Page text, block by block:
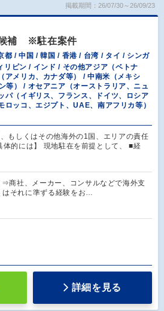
掲載期間：26/07/30～26/09/23
候補 ※駐在案件
都 / 中国 / 韓国 / 香港 / 台湾 / タイ / シンガ
リピン / インド / その他アジア（ベトナ
アメリカ、カナダ等） / 中南米（メキシ
等） / オセアニア（オーストラリア、ニュ
パ（イギリス、フランス、ドイツ、ロシア
ロッコ、エジプト、UAE、南アフリカ等）
もしくはその他海外の1国、エリアの責任
体的には】 現地駐在を前提として、 ■経
商社、メーカー、コンサルなどで海外支
はそれに準ずる経験をお…
詳細を見る